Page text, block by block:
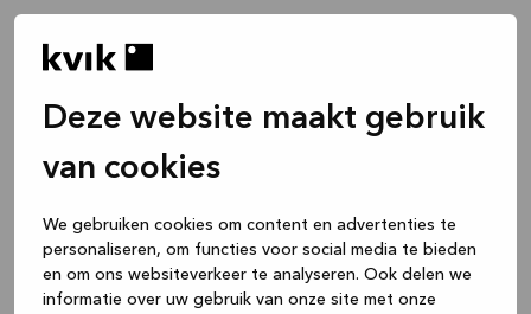
Deze website maakt gebruik
van cookies
We gebruiken cookies om content en advertenties te
personaliseren, om functies voor social media te bieden
en om ons websiteverkeer te analyseren. Ook delen we
informatie over uw gebruik van onze site met onze